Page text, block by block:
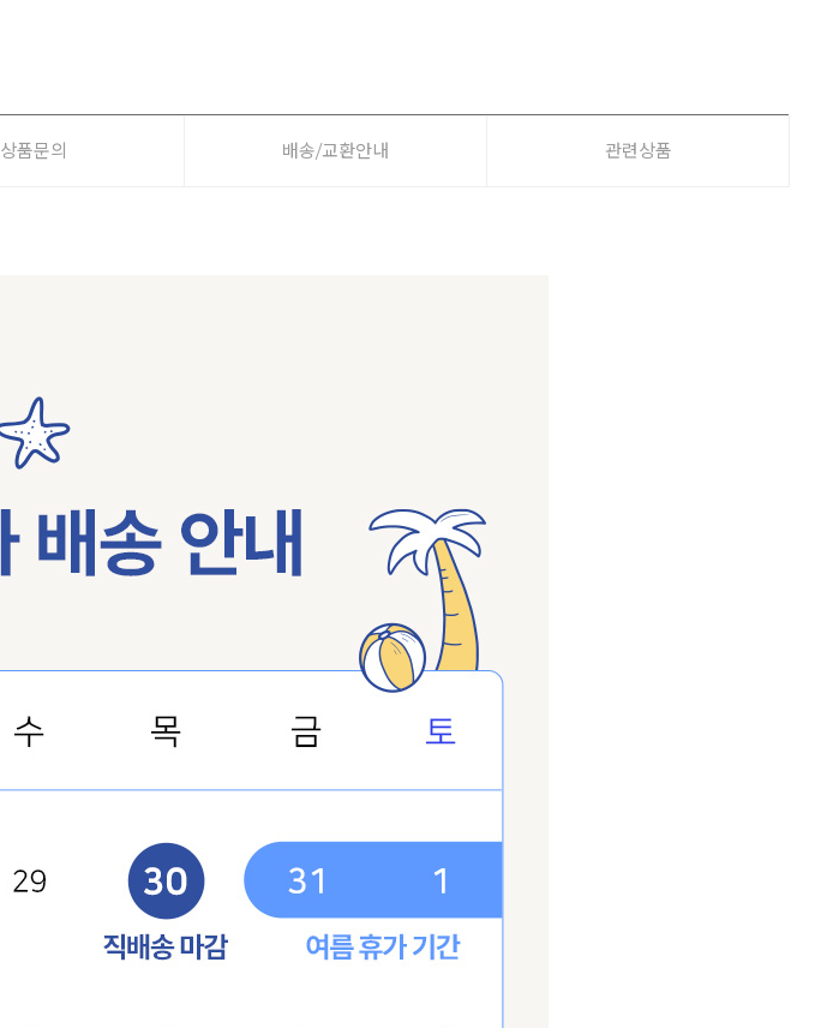
상품문의 배송/교환안내 관련상품